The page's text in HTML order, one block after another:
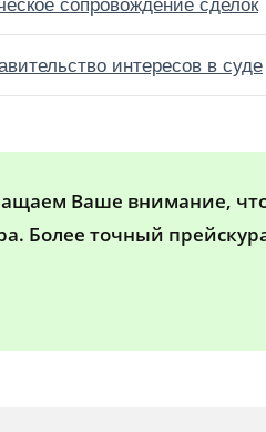
сопровождение сделок
интересов в суде
Ваше внимание, что
Более точный